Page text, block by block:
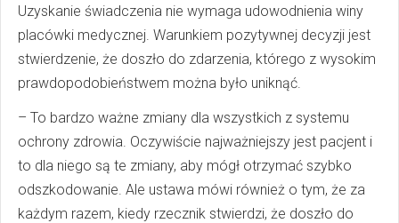
Uzyskanie świadczenia nie wymaga udowodnienia winy
placówki medycznej. Warunkiem pozytywnej decyzji jest
stwierdzenie, że doszło do zdarzenia, którego z wysokim
prawdopodobieństwem można było uniknąć.
– To bardzo ważne zmiany dla wszystkich z systemu
ochrony zdrowia. Oczywiście najważniejszy jest pacjent i
to dla niego są te zmiany, aby mógł otrzymać szybko
odszkodowanie. Ale ustawa mówi również o tym, że za
każdym razem, kiedy rzecznik stwierdzi, że doszło do